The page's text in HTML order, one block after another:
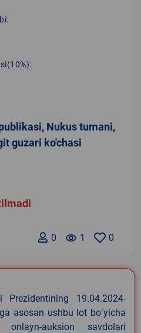
Nukus tumani,
guzari ko'chasi
0
remove_red_eye 1
0
Prezidentining 19.04.2024-
asosan ushbu lot boʻyicha
onlayn-auksion savdolari